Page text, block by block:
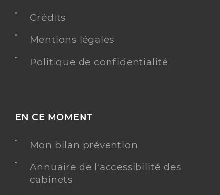
Crédits
Mentions légales
Politique de confidentialité
EN CE MOMENT
Mon bilan prévention
Annuaire de l'accessibilité des
cabinets